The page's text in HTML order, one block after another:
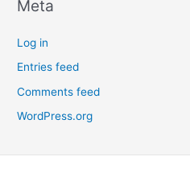
Meta
Log in
Entries feed
Comments feed
WordPress.org